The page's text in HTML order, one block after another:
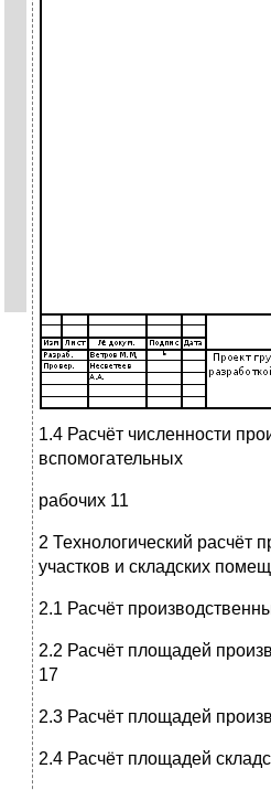
1.4 Расчёт численности
вспомогательных
рабочих 11
2 Технологический расчёт
участков и складских
2.1 Расчёт
2.2 Расчёт площадей
17
2.3 Расчёт площадей
2.4 Расчёт площадей